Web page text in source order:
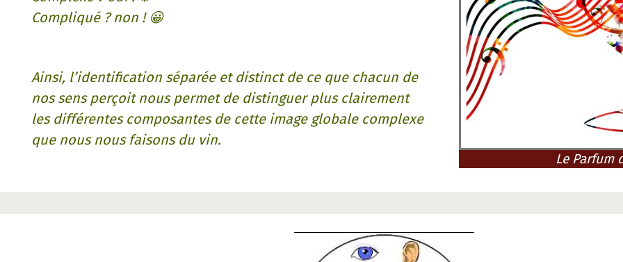
Compliqué ? non ! 😀
Ainsi, l’identification séparée et distinct de ce que chacun de
nos sens perçoit nous permet de distinguer plus clairement
les différentes composantes de cette image globale complexe
que nous nous faisons du vin.
Le Parfum